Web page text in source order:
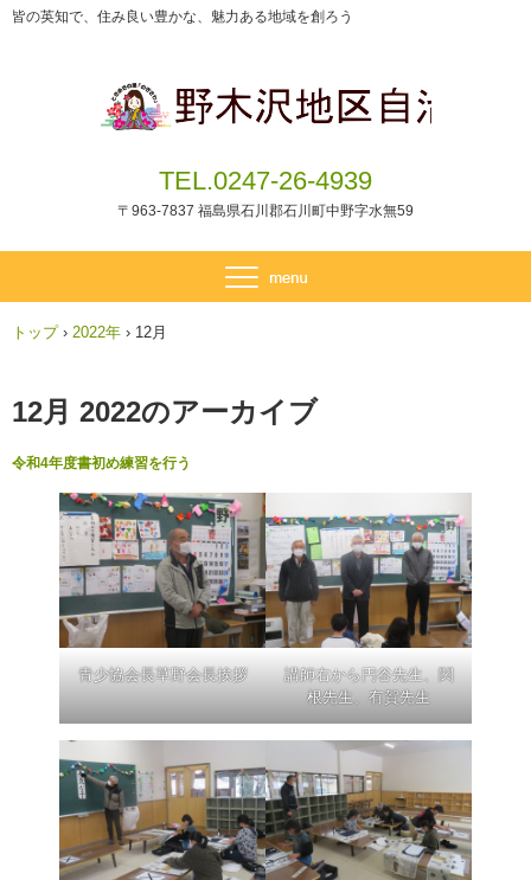
皆の英知で、住み良い豊かな、魅力ある地域を創ろう
TEL.0247-26-4939
〒963-7837 福島県石川郡石川町中野字水無59
トップ › 2022年 › 12月
12月 2022のアーカイブ
令和4年度書初め練習を行う
青少協会長草野会長挨拶
講師右から円谷先生、関
根先生、有賀先生